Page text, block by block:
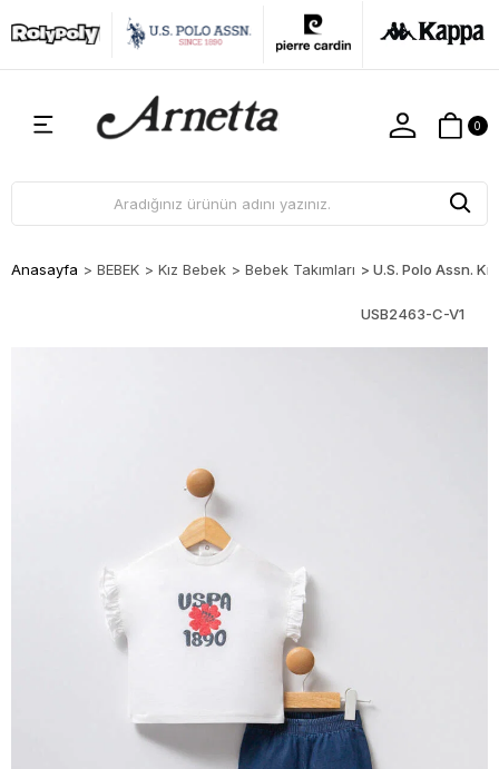
0
Anasayfa > BEBEK > Kız Bebek > Bebek Takımları > U.S. Polo Assn.
USB2463-C-V1